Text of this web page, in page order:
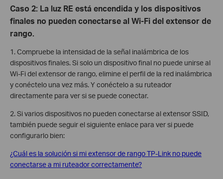
Caso 2: La luz RE está encendida y los dispositivos
finales no pueden conectarse al Wi-Fi del extensor de
rango.
1. Compruebe la intensidad de la señal inalámbrica de los
dispositivos finales. Si solo un dispositivo final no puede unirse al
Wi-Fi del extensor de rango, elimine el perfil de la red inalámbrica
y conéctelo una vez más. Y conéctelo a su ruteador
directamente para ver si se puede conectar.
2. Si varios dispositivos no pueden conectarse al extensor SSID,
también puede seguir el siguiente enlace para ver si puede
configurarlo bien:
¿Cuál es la solución si mi extensor de rango TP-Link no puede
conectarse a mi ruteador correctamente?